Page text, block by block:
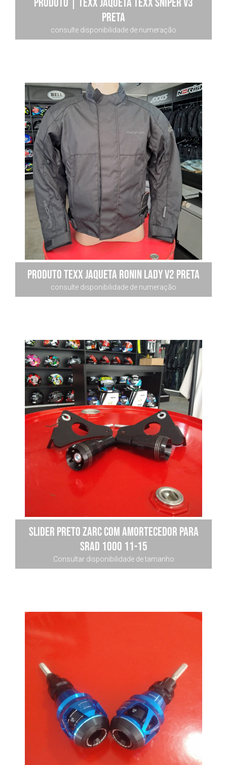
PRETA
consulte disponibilidade de numeração
Produto Texx Jaqueta Ronin Lady V2 Preta
consulte disponibilidade de numeração
Slider Preto Zarc Com Amortecedor Para
Srad 1000 11-15
Consultar disponibilidade de tamanho